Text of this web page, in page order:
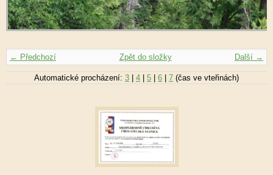
← Předchozí Další →
Zpět do složky
Automatické procházení: 3 | 4 | 5 | 6 | 7 (čas ve vteřinách)